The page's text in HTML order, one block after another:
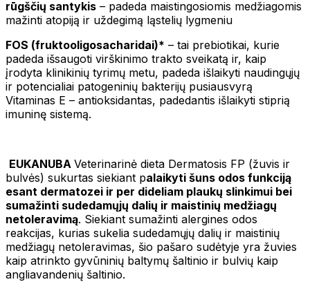
rūgščių santykis – padeda maistingosiomis medžiagomis
mažinti atopiją ir uždegimą ląstelių lygmeniu
FOS (fruktooligosacharidai)* – tai prebiotikai, kurie
padeda išsaugoti virškinimo trakto sveikatą ir, kaip
įrodyta klinikinių tyrimų metu, padeda išlaikyti naudingųjų
ir potencialiai patogeninių bakterijų pusiausvyrą
Vitaminas E – antioksidantas, padedantis išlaikyti stiprią
imuninę sistemą.
EUKANUBA Veterinarinė dieta Dermatosis FP (žuvis ir
bulvės) sukurtas siekiant palaikyti šuns odos funkciją
esant dermatozei ir per dideliam plaukų slinkimui bei
sumažinti sudedamųjų dalių ir maistinių medžiagų
netoleravimą. Siekiant sumažinti alergines odos
reakcijas, kurias sukelia sudedamųjų dalių ir maistinių
medžiagų netoleravimas, šio pašaro sudėtyje yra žuvies
kaip atrinkto gyvūninių baltymų šaltinio ir bulvių kaip
angliavandenių šaltinio.